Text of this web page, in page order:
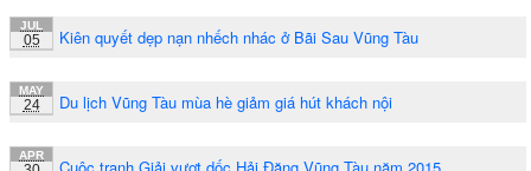
JUL
05 Kiên quyết dẹp nạn nhếch nhác ở Bãi Sau Vũng Tàu
MAY
24 Du lịch Vũng Tàu mùa hè giảm giá hút khách nội
APR
Cuộc tranh Giải vượt dốc Hải Đăng Vũng Tàu năm 2015